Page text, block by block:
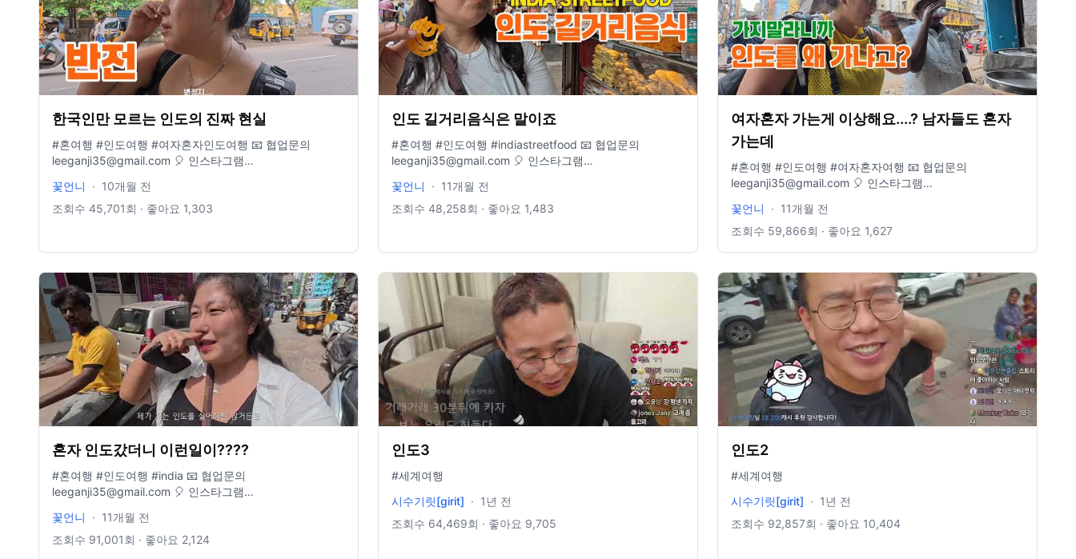
한국인만 모르는 인도의 진짜 현실
#혼여행 #인도여행 #여자혼자인도여행 📧 협업문의
leeganji35@gmail.com 🎈 인스타그램
이순간을 기억해" 🌍 커피한잔의 후원은 토스뱅크 1000-
7457-1784
꽃언니 · 10개월 전
조회수 45,701회 · 좋아요 1,303
인도 길거리음식은 말이죠
#혼여행 #인도여행 #indiastreetfood 📧 협업문의
leeganji35@gmail.com 🎈 인스타그램
이순간을 기억해" 🌍 커피한잔의 후원은 토스뱅크 1000-
7457-1784 #바디럽 #퓨어썸 #여행용샤워기 #여행용샤워
꽃언니 · 11개월 전
조회수 48,258회 · 좋아요 1,483
여자혼자 가는게 이상해요....? 남자들도 혼자
가는데
#혼여행 #인도여행 #여자혼자여행 📧 협업문의
leeganji35@gmail.com 🎈 인스타그램
이순간을 기억해" 🌍 커피한잔의 후원은 토스뱅크 1000-
7457-1784
꽃언니 · 11개월 전
조회수 59,866회 · 좋아요 1,627
혼자 인도갔더니 이런일이????
#혼여행 #인도여행 #india 📧 협업문의
leeganji35@gmail.com 🎈 인스타그램
이순간을 기억해" 🌍 커피한잔의 후원은 토스뱅크 1000-
7457-1784
꽃언니 · 11개월 전
조회수 91,001회 · 좋아요 2,124
인도3
#세계여행
시수기릿[girit] · 1년 전
조회수 64,469회 · 좋아요 9,705
인도2
#세계여행
시수기릿[girit] · 1년 전
조회수 92,857회 · 좋아요 10,404